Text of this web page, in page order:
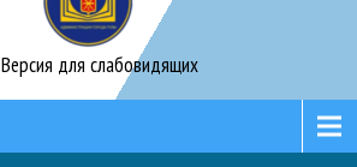
Версия для слабовидящих